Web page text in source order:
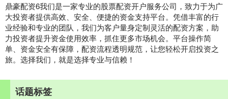
鼎豪配资6我们是一家专业的股票配资开户服务公司，致力于为广
大投资者提供高效、安全、便捷的资金支持平台。凭借丰富的行
业经验和专业的团队，我们为客户量身定制灵活的配资方案，助
力投资者提升资金使用效率，抓住更多市场机会。平台操作简
单、资金安全有保障，配资流程透明规范，让您轻松开启投资之
旅。选择我们，就是选择专业与信赖！
话题标签